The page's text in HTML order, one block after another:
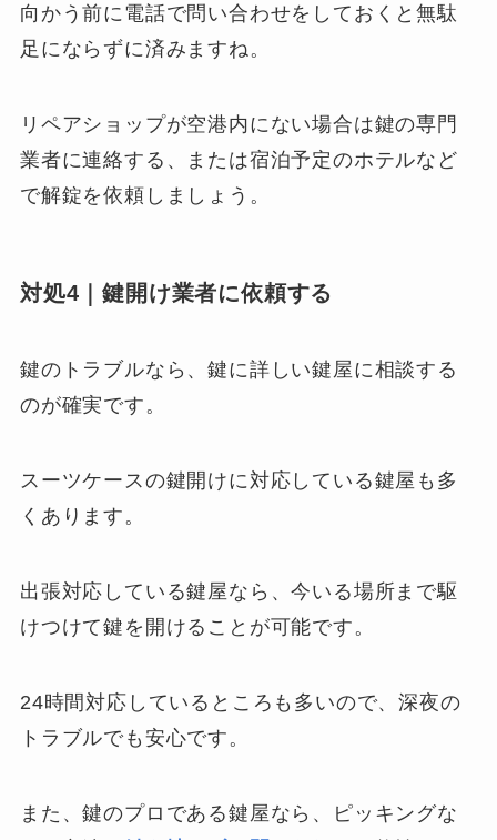
向かう前に電話で問い合わせをしておくと無駄
足にならずに済みますね。
リペアショップが空港内にない場合は鍵の専門
業者に連絡する、または宿泊予定のホテルなど
で解錠を依頼しましょう。
対処4｜鍵開け業者に依頼する
鍵のトラブルなら、鍵に詳しい鍵屋に相談する
のが確実です。
スーツケースの鍵開けに対応している鍵屋も多
くあります。
出張対応している鍵屋なら、今いる場所まで駆
けつけて鍵を開けることが可能です。
24時間対応しているところも多いので、深夜の
トラブルでも安心です。
また、鍵のプロである鍵屋なら、ピッキングな